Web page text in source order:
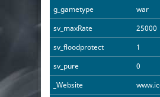
g_gametype
war
sv_maxRate
25000
sv_floodprotect
1
sv_pure
0
_Website